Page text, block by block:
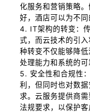
化服务和营销策略
好，酒店可以为不同
4. IT架构的转变：
式，而云技术的引
种转变不仅能够降
处理能力和系统的可
5. 安全性和合规性
利，但同时也对数
求。云服务提供商
法规要求，以保护客